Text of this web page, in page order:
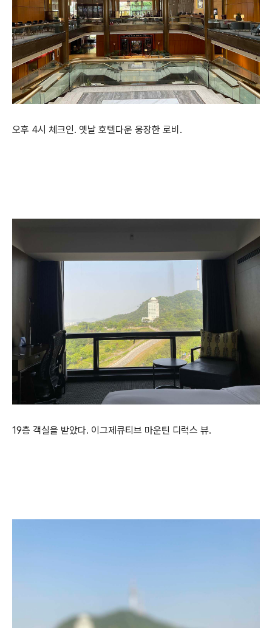
오후 4시 체크인. 옛날 호텔다운 웅장한 로비.
19층 객실을 받았다. 이그제큐티브 마운틴 디럭스 뷰.